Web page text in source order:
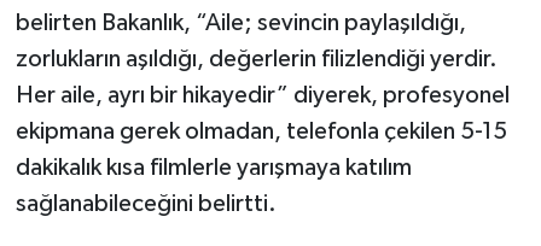
belirten Bakanlık, “Aile; sevincin paylaşıldığı,
zorlukların aşıldığı, değerlerin filizlendiği yerdir.
Her aile, ayrı bir hikayedir” diyerek, profesyonel
ekipmana gerek olmadan, telefonla çekilen 5-15
dakikalık kısa filmlerle yarışmaya katılım
sağlanabileceğini belirtti.